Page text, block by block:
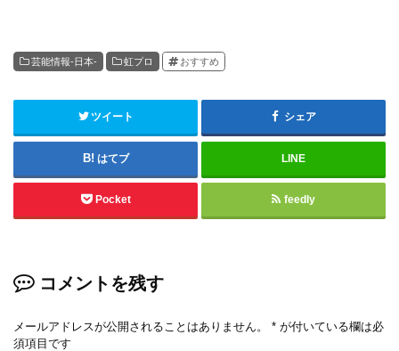
芸能情報-日本- 虹プロ おすすめ
ツイート シェア
はてブ LINE
Pocket feedly
コメントを残す
メールアドレスが公開されることはありません。 * が付いている欄は必
須項目です